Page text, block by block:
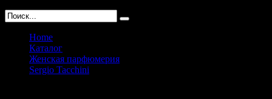
Home
Каталог
Женская парфюмерия
Sergio Tacchini